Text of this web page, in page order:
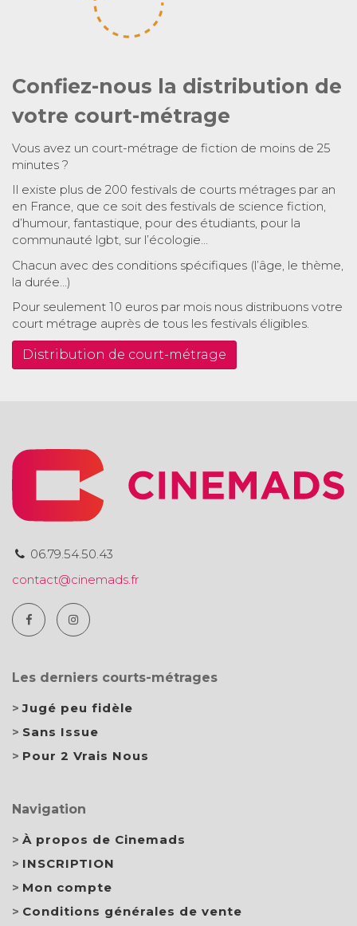
Confiez-nous la distribution de
votre court-métrage
Vous avez un court-métrage de fiction de moins de 25
minutes ?
Il existe plus de 200 festivals de courts métrages par an
en France, que ce soit des festivals de science fiction,
d’humour, fantastique, pour des étudiants, pour la
communauté lgbt, sur l’écologie…
Chacun avec des conditions spécifiques (l’âge, le thème,
la durée…)
Pour seulement 10 euros par mois nous distribuons votre
court métrage auprès de tous les festivals éligibles.
Distribution de court-métrage
06.79.54.50.43
contact@cinemads.fr
Les derniers courts-métrages
Jugé peu fidèle
Sans Issue
Pour 2 Vrais Nous
Navigation
À propos de Cinemads
INSCRIPTION
Mon compte
Conditions générales de vente